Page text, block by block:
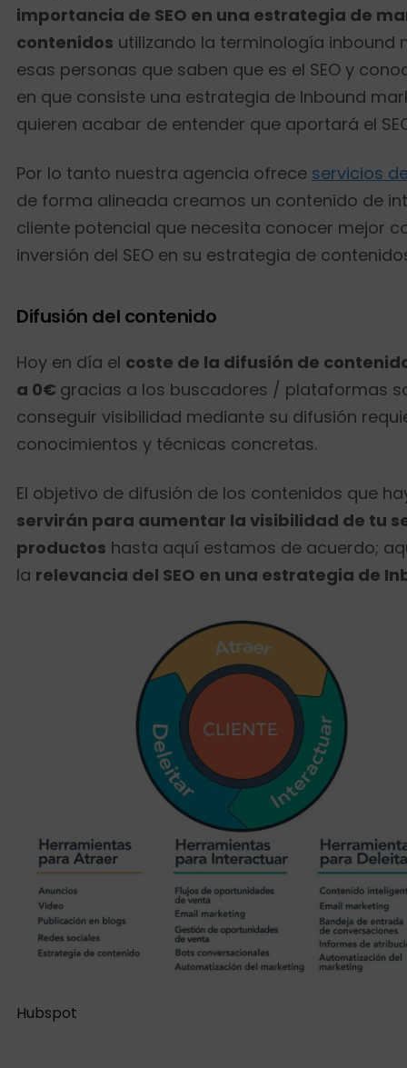
importancia de SEO en una estrategia de
contenidos utilizando la terminología inbound
esas personas que saben que es el SEO y
en que consiste una estrategia de Inbound
quieren acabar de entender que aportará el
Por lo tanto nuestra agencia ofrece servicios
de forma alineada creamos un contenido de
cliente potencial que necesita conocer mejor
inversión del SEO en su estrategia de
Difusión del contenido
Hoy en día el coste de la difusión de
a 0€ gracias a los buscadores / plataformas
conseguir visibilidad mediante su difusión
conocimientos y técnicas concretas.
El objetivo de difusión de los contenidos que
servirán para aumentar la visibilidad de tu
productos hasta aquí estamos de acuerdo;
la relevancia del SEO en una estrategia de
Hubspot